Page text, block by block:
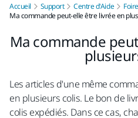
Accueil Support Centre d'Aide
Ma commande peut-elle être livrée en
Ma commande
Les articles d'une même
en plusieurs colis. Le bon de
colis expédiés. Dans ce cas,